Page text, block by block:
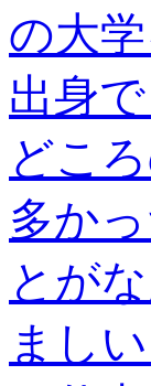
の大
出身
どこ
多か
とが
まし